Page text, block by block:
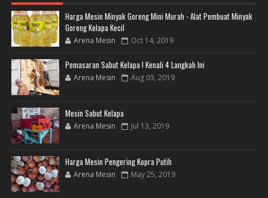
Harga Mesin Minyak Goreng Mini Murah - Alat Pembuat Minyak
Goreng Kelapa Kecil
Arena Mesin Oct 14, 2019
Pemasaran Sabut Kelapa ! Kenali 4 Langkah Ini
Arena Mesin Aug 03, 2019
Mesin Sabut Kelapa
Arena Mesin Jul 13, 2019
Harga Mesin Pengering Kopra Putih
Arena Mesin May 25, 2019